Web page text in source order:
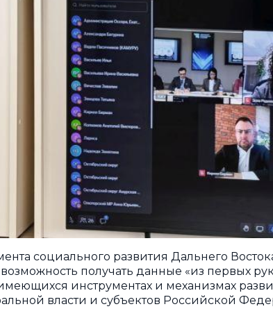
социального развития Дальнего
получать данные «из первых
инструментах и механизмах
власти и субъектов Российской